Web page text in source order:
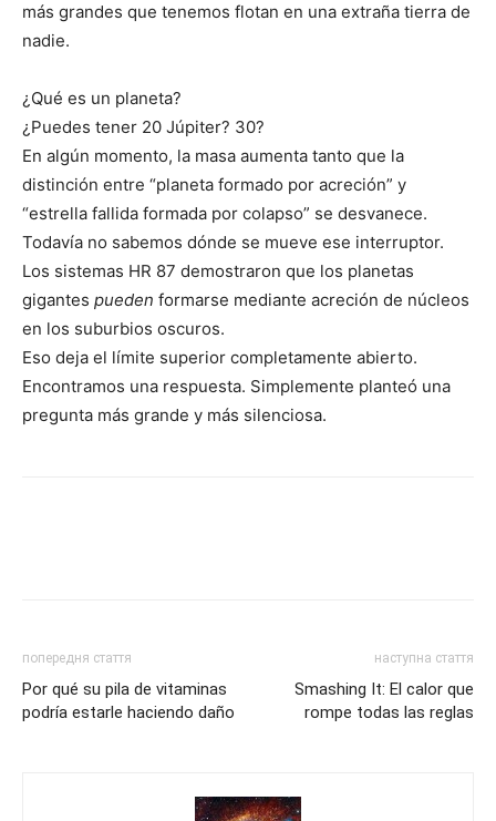
más grandes que tenemos flotan en una extraña tierra de
nadie.
¿Qué es un planeta?
¿Puedes tener 20 Júpiter? 30?
En algún momento, la masa aumenta tanto que la
distinción entre “planeta formado por acreción” y
“estrella fallida formada por colapso” se desvanece.
Todavía no sabemos dónde se mueve ese interruptor.
Los sistemas HR 87 demostraron que los planetas
gigantes pueden formarse mediante acreción de núcleos
en los suburbios oscuros.
Eso deja el límite superior completamente abierto.
Encontramos una respuesta. Simplemente planteó una
pregunta más grande y más silenciosa.
попередня стаття
Por qué su pila de vitaminas
podría estarle haciendo daño
наступна стаття
Smashing It: El calor que
rompe todas las reglas